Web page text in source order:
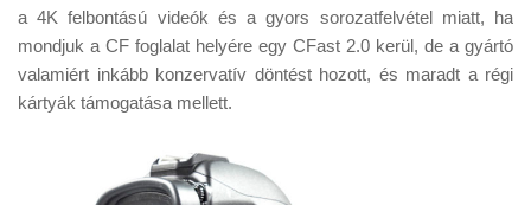
a 4K felbontású videók és a gyors sorozatfelvétel miatt, ha
mondjuk a CF foglalat helyére egy CFast 2.0 kerül, de a gyártó
valamiért inkább konzervatív döntést hozott, és maradt a régi
kártyák támogatása mellett.